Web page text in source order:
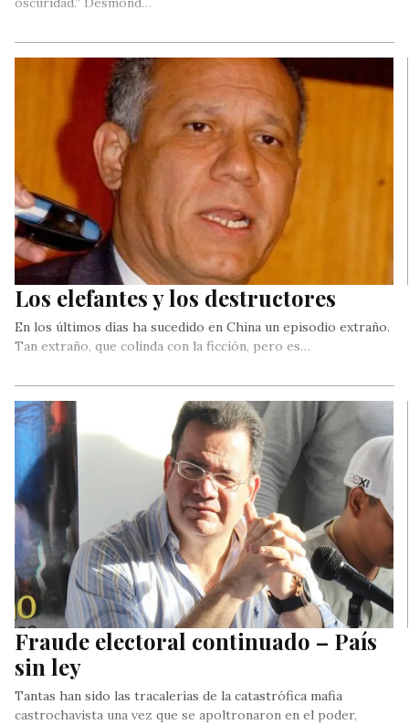
Los elefantes y los destructores
En los últimos días ha sucedido en China un episodio extraño.
Tan extraño, que colinda con la ficción, pero es…
Fraude electoral continuado – País
sin ley
Tantas han sido las tracalerías de la catastrófica mafia
castrochavista una vez que se apoltronaron en el poder,